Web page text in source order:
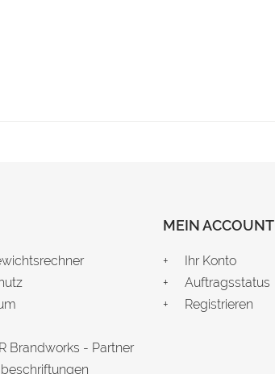
Brandworks - Partner
MEIN ACCOUNT
Ihr Konto
Auftragsstatus
Registrieren